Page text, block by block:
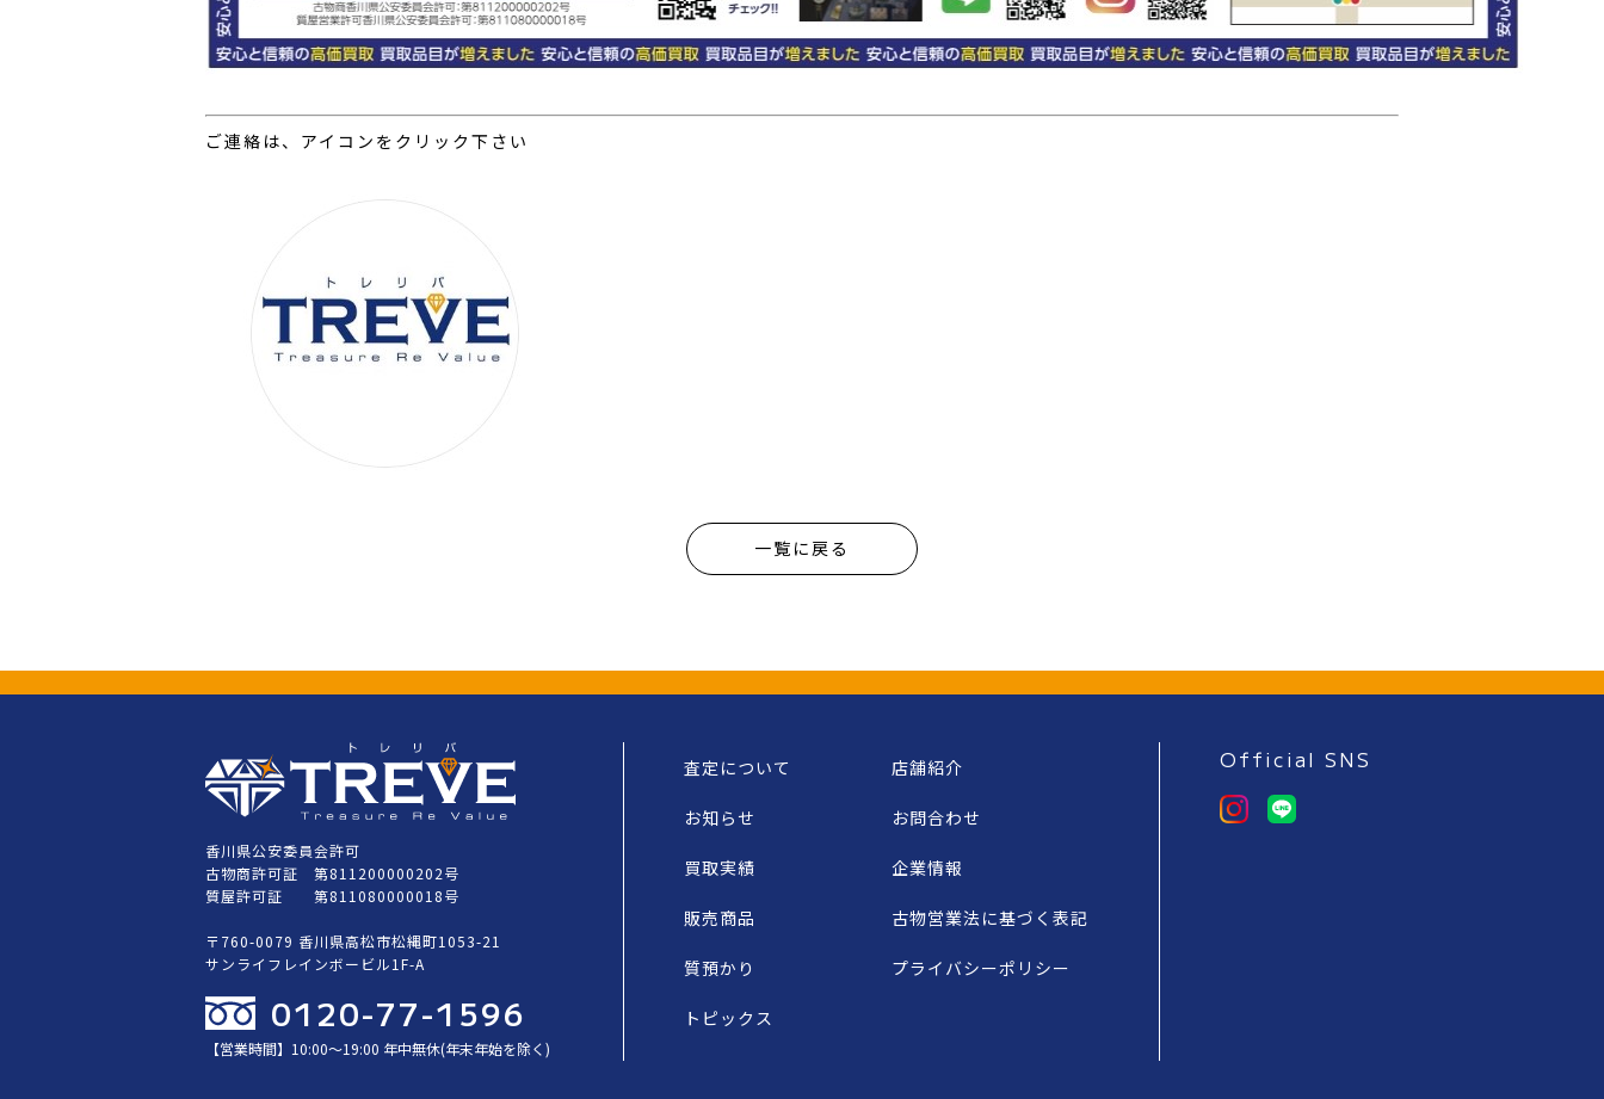
ご連絡は、アイコンをクリック下さい
一覧に戻る
香川県公安委員会許可
古物商許可証 第811200000202号
質屋許可証 第811080000018号
〒760-0079 香川県高松市松縄町1053-21
サンライフレインボービル1F-A
0120-77-1596
【営業時間】10:00〜19:00 年中無休(年末年始を除く)
査定について 店舗紹介
お知らせ お問合わせ
買取実績 企業情報
販売商品 古物営業法に基づく表記
質預かり プライバシーポリシー
トピックス
Official SNS